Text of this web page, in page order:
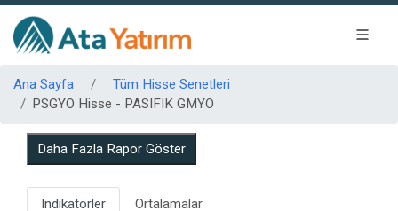
Ana Sayfa
Tüm Hisse Senetleri
PSGYO Hisse - PASIFIK GMYO
Daha Fazla Rapor Göster
Indikatörler
Ortalamalar